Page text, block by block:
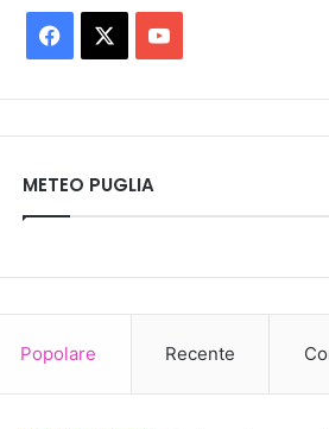
Facebook You
METEO PUGLIA
Popolare Recente